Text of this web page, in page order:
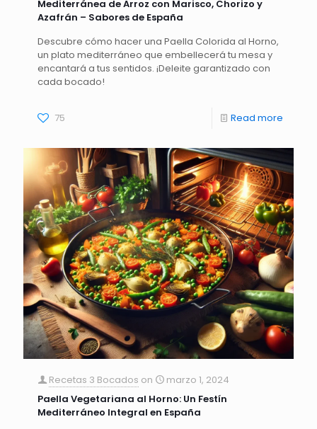
Mediterránea de Arroz con Marisco, Chorizo y
Azafrán – Sabores de España
Descubre cómo hacer una Paella Colorida al Horno,
un plato mediterráneo que embellecerá tu mesa y
encantará a tus sentidos. ¡Deleite garantizado con
cada bocado!
75 Read more
Recetas 3 Bocados on
marzo 1, 2024
Paella Vegetariana al Horno: Un Festín
Mediterráneo Integral en España